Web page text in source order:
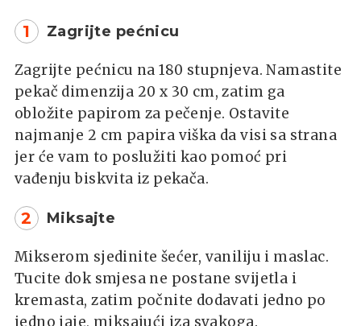
1 Zagrijte pećnicu
Zagrijte pećnicu na 180 stupnjeva. Namastite
pekač dimenzija 20 x 30 cm, zatim ga
obložite papirom za pečenje. Ostavite
najmanje 2 cm papira viška da visi sa strana
jer će vam to poslužiti kao pomoć pri
vađenju biskvita iz pekača.
2 Miksajte
Mikserom sjedinite šećer, vaniliju i maslac.
Tucite dok smjesa ne postane svijetla i
kremasta, zatim počnite dodavati jedno po
jedno jaje, miksajući iza svakoga.